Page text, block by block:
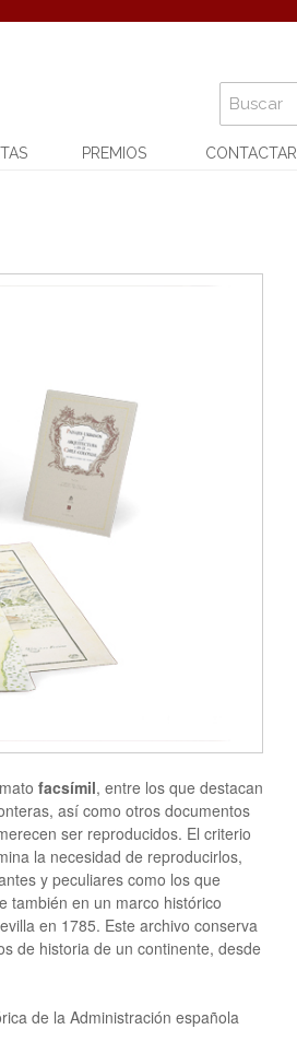
PREMIOS CONTACTAR
facsímil, entre los que destacan
así como otros documentos
ser reproducidos. El criterio
la necesidad de reproducirlos,
y peculiares como los que
también en un marco histórico
en 1785. Este archivo conserva
de historia de un continente, desde
de la Administración española